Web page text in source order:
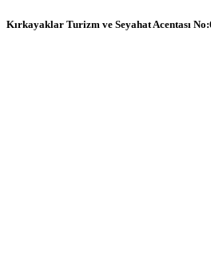
Kırkayaklar Turizm ve Seyahat Acentası